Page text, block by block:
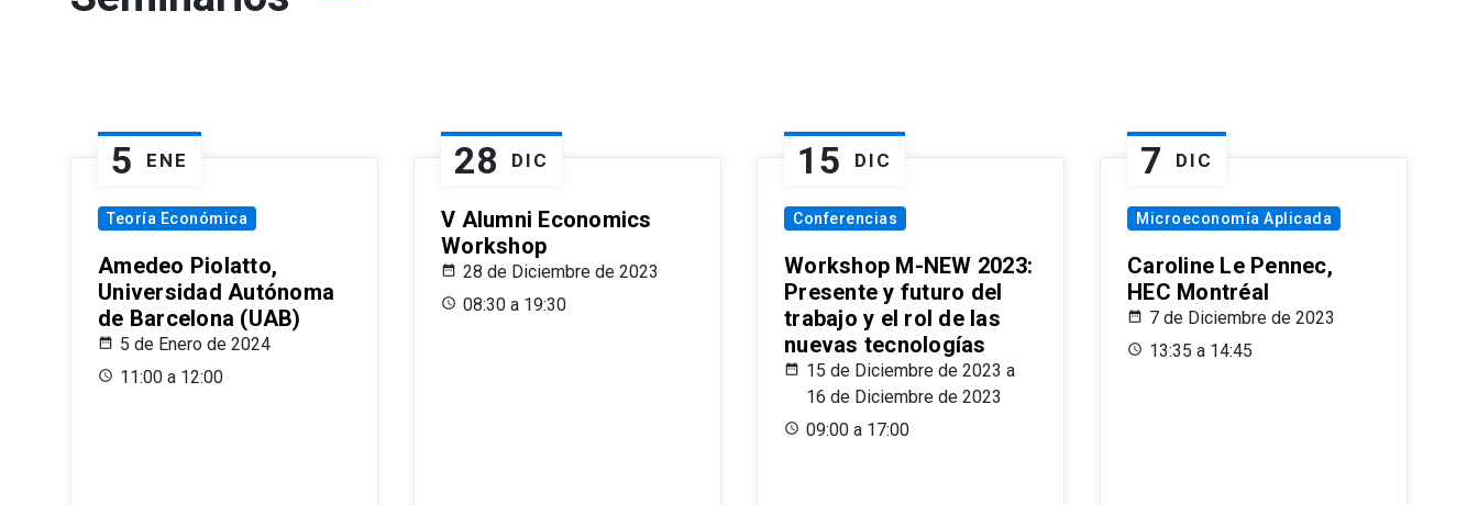
5 ENE
Teoría Económica
Amedeo Piolatto,
Universidad Autónoma
de Barcelona (UAB)
5 de Enero de 2024
11:00 a 12:00
28 DIC
V Alumni Economics
Workshop
28 de Diciembre de 2023
08:30 a 19:30
15 DIC
Conferencias
Workshop M-NEW 2023:
Presente y futuro del
trabajo y el rol de las
nuevas tecnologías
15 de Diciembre de 2023 a
16 de Diciembre de 2023
09:00 a 17:00
7 DIC
Microeconomía Aplicada
Caroline Le Pennec,
HEC Montréal
7 de Diciembre de 2023
13:35 a 14:45